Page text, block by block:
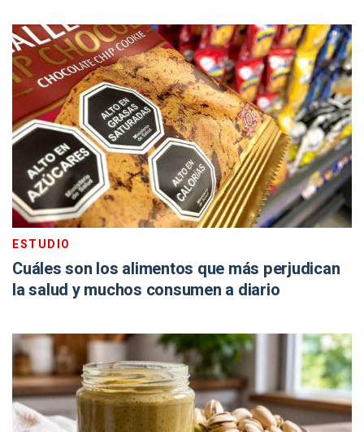
ESTUDIO
Cuáles son los alimentos que más perjudican
la salud y muchos consumen a diario